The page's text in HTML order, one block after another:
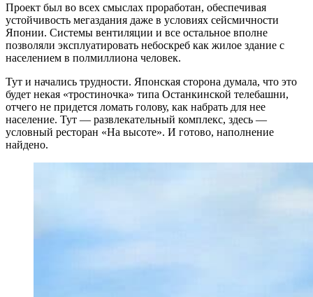
Проект был во всех смыслах проработан, обеспечивая
устойчивость мегаздания даже в условиях сейсмичности
Японии. Системы вентиляции и все остальное вполне
позволяли эксплуатировать небоскреб как жилое здание с
населением в полмиллиона человек.
Тут и начались трудности. Японская сторона думала, что это
будет некая «тростиночка» типа Останкинской телебашни,
отчего не придется ломать голову, как набрать для нее
население. Тут — развлекательный комплекс, здесь —
условный ресторан «На высоте». И готово, наполнение
найдено.